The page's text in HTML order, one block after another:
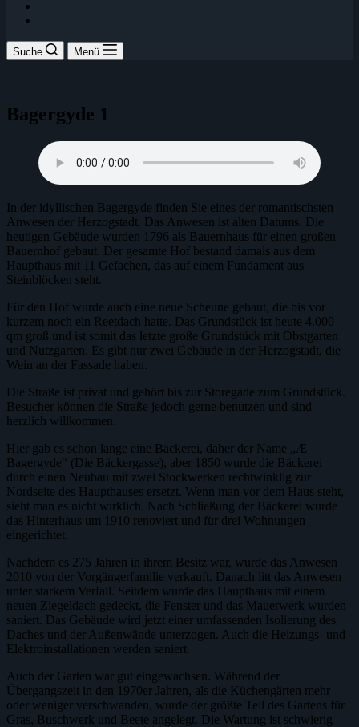
Suche Menü
Bagergyde 1
In der idyllischen Bagergyde finden Sie eines der romantischsten
Anwesen der Herzogstadt. Das Anwesen ist alten Datums. Die
heutigen Gebäude wurden 1796 als Bauernhaus für einen großen
Bauernhof gebaut. Der gesamte Hof bestand damals aus dem
Haupthaus mit 11 Gefachen, das auf einem Fundament aus
Steinblöcken steht.
Für den Hof wurde auch eine neue Scheune gebaut, die bis vor
kurzem noch ein Reetdach hatte. Das Grundstück ist heute 4.000
qm groß und ist somit das letzte große Grundstück mit Obstgarten
und Nutzgarten. Es gibt nur zwei Gebäude in der Herzogstadt, die
Wein an der Fassade haben.
Die Straße ist privat und gehört bis zur Storegade zum Grundstück.
Besucher können die Straße jedoch gerne benutzen und sind
herzlich willkommen.
Hier gab es schon lange eine Bäckerei, daher der Name „Æ
Bagergyde“ (Die Bäckergasse), aber 1850 wurde die Bäckerei
durch einen Neubau mit zwei Stockwerken rechtwinklig zur
Nordseite des Haupthauses ersetzt. Wenn man vor dem Haus steht,
sieht man es nicht wirklich. Nach Schließung der Bäckerei wurde
das Hinterhaus um 1910 renoviert und für drei Wohnungen
eingerichtet.
Nachdem es 275 Jahren in ihrem Besitz war, wurde das Anwesen
2010 von der Vorgängerfamilie verkauft. Danach litt das Anwesen
unter starkem Verfall. Seitdem wurde das Haupthaus mit einem
neuen Ziegeldach gedeckt, die Fenster und das Mauerwerk wurden
saniert. Das Gebäude wird jetzt einer umfassenden Isolierung des
Daches und der Außenwände unterzogen. Auch die Heizungs- und
Elektroinstallationen werden saniert.
Auch der Garten war gut eingewachsen. Während der
Übergangszeit in den 1970er Jahren, als die Küchengärten mehr
oder weniger verschwanden, wurde der größte Teil des Gartens für
Gras, Buschwerk und Beete angelegt. Die Wartung ist schwierig